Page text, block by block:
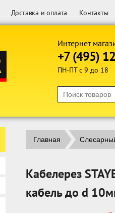
Доставка и оплата Контакты
Интернет
+7 (495)
ПН-ПТ с 9 до 18
Главная
Кабелерез
кабель до d